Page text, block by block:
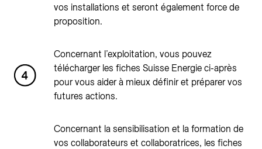
vos installations et seront également force de
proposition.
Concernant l’exploitation, vous pouvez
télécharger les fiches Suisse Energie ci-après
pour vous aider à mieux définir et préparer vos
futures actions.
Concernant la sensibilisation et la formation de
vos collaborateurs et collaboratrices, les fiches